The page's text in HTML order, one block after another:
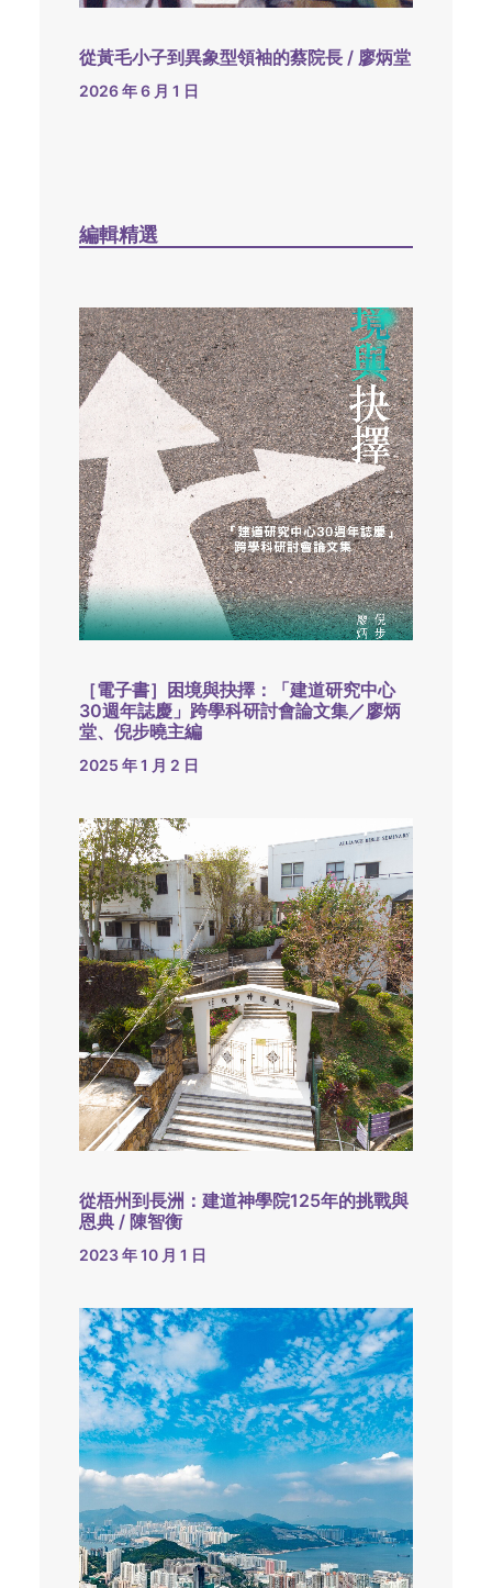
從黃毛小子到異象型領袖的蔡院長 / 廖炳堂
2026 年 6 月 1 日
編輯精選
［電子書］困境與抉擇：「建道研究中心
30週年誌慶」跨學科研討會論文集／廖炳
堂、倪步曉主編
2025 年 1 月 2 日
從梧州到長洲：建道神學院125年的挑戰與
恩典 / 陳智衡
2023 年 10 月 1 日